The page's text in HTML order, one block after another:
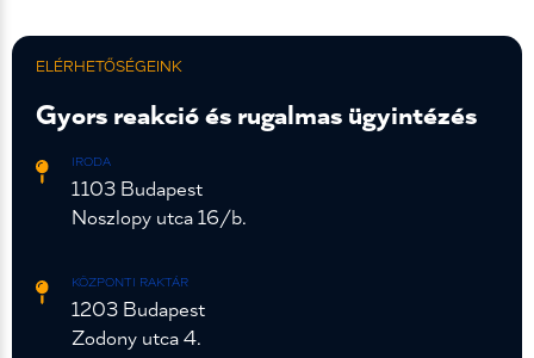
ELÉRHETŐSÉGEINK
Gyors reakció és rugalmas ügyintézés
IRODA
1103 Budapest
Noszlopy utca 16/b.
KÖZPONTI RAKTÁR
1203 Budapest
Zodony utca 4.